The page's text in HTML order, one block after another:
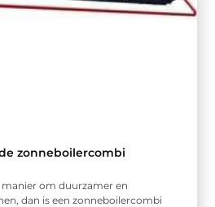
zonneboilercombi
manier om duurzamer en
dan is een zonneboilercombi